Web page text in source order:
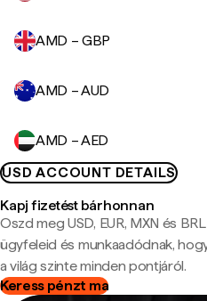
AMD – GBP
AMD – AUD
AMD – AED
USD ACCOUNT DETAILS
Kapj fizetést bárhonnan
Oszd meg USD, EUR, MXN és
ügyfeleid és munkaadódnak,
a világ szinte minden pontjáról.
Keress pénzt ma